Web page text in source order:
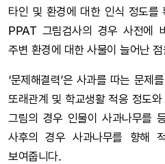
타인 및 환경에 대한 인식 정도를
PPAT 그림검사의 경우 사전에
주변 환경에 대한 사물이 늘어난
‘문제해결력’은 사과를 따는 문제
또래관계 및 학교생활 적응 정도
그림의 경우 인물이 사과나무를
사후의 경우 사과나무를 향해
보여줍니다.